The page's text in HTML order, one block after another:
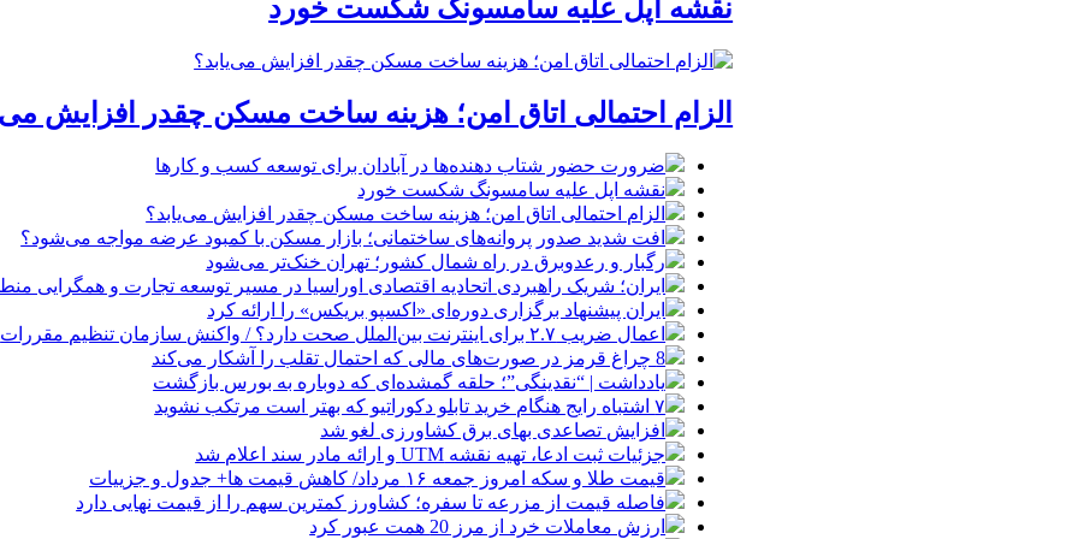
نقشه اپل علیه سامسونگ شکست خورد
الزام احتمالی اتاق امن؛ هزینه ساخت مسکن چقدر افزایش
ضرورت حضور شتاب ‌دهنده‌ها در آبادان برای توسعه کسب‌ و کارها
نقشه اپل علیه سامسونگ شکست خورد
الزام احتمالی اتاق امن؛ هزینه ساخت مسکن چقدر افزایش می‌یابد؟
افت شدید صدور پروانه‌های ساختمانی؛ بازار مسکن با کمبود عرضه مواجه می‌شود؟
رگبار و رعدوبرق در راه شمال کشور؛ تهران خنک‌تر می‌شود
ایران؛ شریک راهبردی اتحادیه اقتصادی اوراسیا در مسیر توسعه تجارت و همگرایی
ایران پیشنهاد برگزاری دوره‌ای «اکسپو بریکس» را ارائه کرد
اعمال ضریب ۲.۷ برای اینترنت بین‌الملل صحت دارد؟ / واکنش سازمان تنظیم مقررات
8 چراغ قرمز در صورت‌های مالی که احتمال تقلب را آشکار می‌کند
یادداشت | “نقدینگی”؛ حلقه گمشده‌ای که دوباره به بورس بازگشت
۷ اشتباه رایج هنگام خرید تابلو دکوراتیو که بهتر است مرتکب نشوید
افزایش تصاعدی بهای برق کشاورزی لغو شد
جزئیات ثبت ادعا، تهیه نقشه UTM و ارائه مادر سند اعلام شد
قیمت طلا و سکه امروز جمعه ۱۶ مرداد/ کاهش قیمت ها+ جدول و جزییات
فاصله قیمت از مزرعه تا سفره؛ کشاورز کمترین سهم را از قیمت نهایی دارد
ارزش معاملات خرد از مرز 20 همت عبور کرد